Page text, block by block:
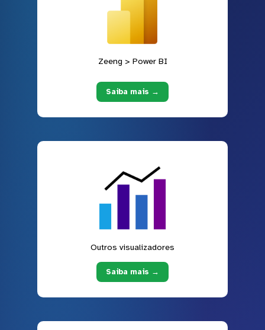
Zeeng > Power BI
Saiba mais →
Outros visualizadores
Saiba mais →